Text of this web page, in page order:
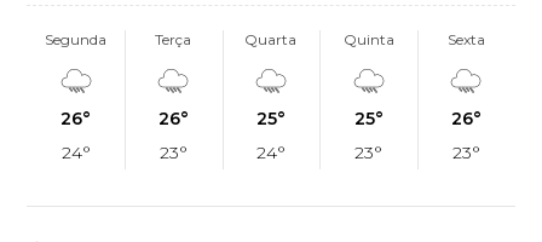
Segunda
26°
24°
Terça
26°
23°
Quarta
25°
24°
Quinta
25°
23°
Sexta
26°
23°